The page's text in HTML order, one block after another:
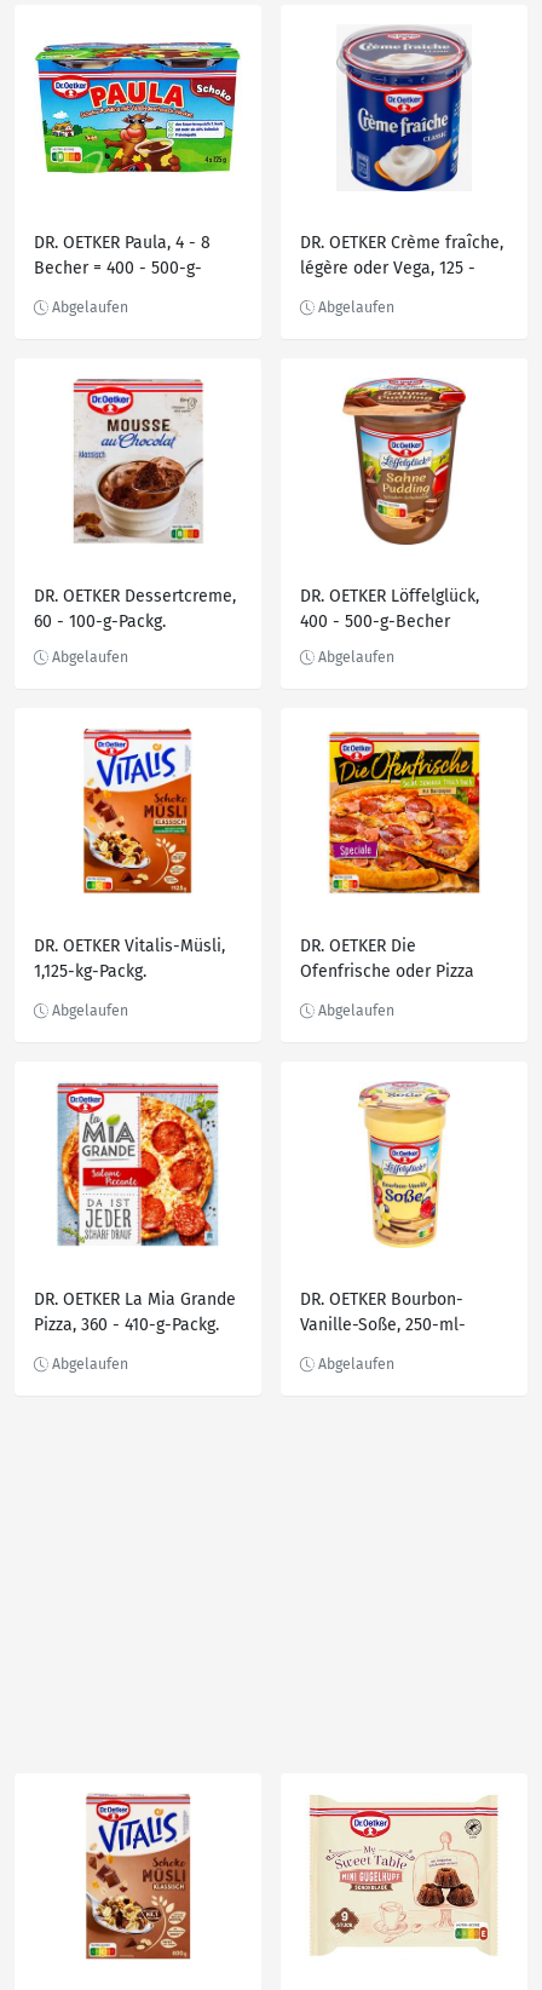
DR. OETKER Paula, 4 - 8
Becher = 400 - 500-g-
DR. OETKER Crème fraîche,
légère oder Vega, 125 -
Becher
DR. OETKER Dessertcreme,
60 - 100-g-Packg.
DR. OETKER Löffelglück,
400 - 500-g-Becher
DR. OETKER Vitalis-Müsli,
1,125-kg-Packg.
DR. OETKER Die
Ofenfrische oder Pizza
DR. OETKER La Mia Grande
Pizza, 360 - 410-g-Packg.
DR. OETKER Bourbon-
Vanille-Soße, 250-ml-